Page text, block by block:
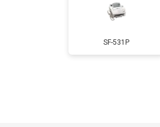
SF-531P